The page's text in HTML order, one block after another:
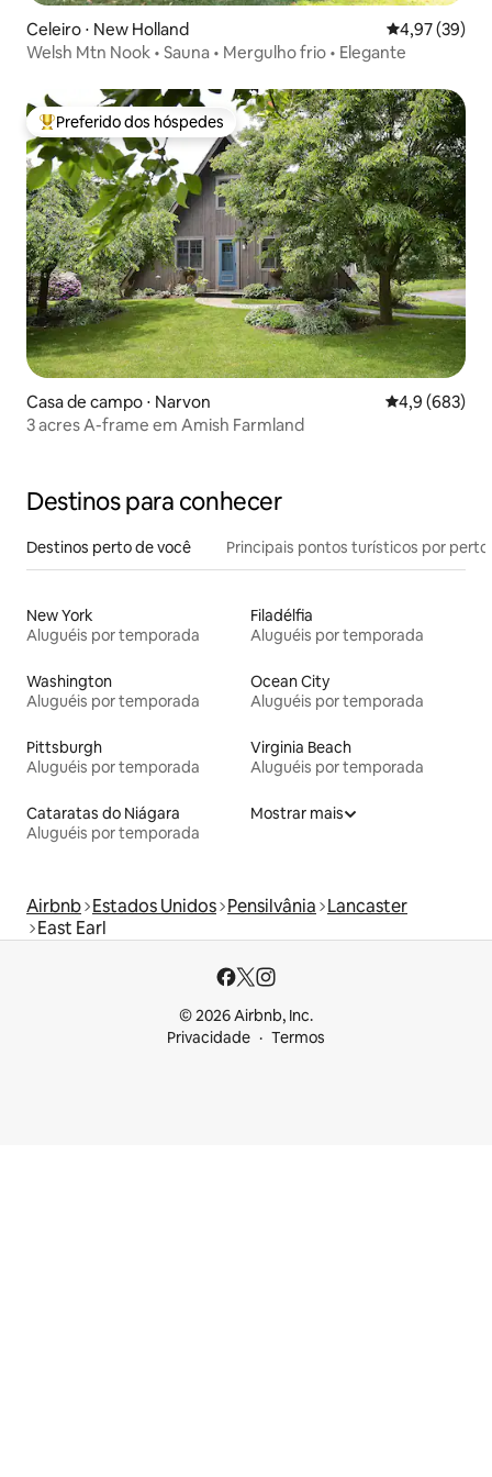
Celeiro ⋅ New Holland 4,97 de uma
4,97 (39)
Welsh Mtn Nook • Sauna • Mergulho frio • Elegante
Entre os melhores preferidos dos hóspedes
Preferido dos hóspedes
Casa de campo ⋅ Narvon 4,9 de uma
4,9 (683)
3 acres A-frame em Amish Farmland
Destinos para conhecer
Destinos perto de você Principais pontos turísticos por perto
New York
Aluguéis por temporada
Filadélfia
Aluguéis por temporada
Washington
Aluguéis por temporada
Ocean City
Aluguéis por temporada
Pittsburgh
Aluguéis por temporada
Virginia Beach
Aluguéis por temporada
Cataratas do Niágara
Aluguéis por temporada
Mostrar mais
Airbnb Estados Unidos Pensilvânia Lancaster
East Earl
© 2026 Airbnb, Inc.
Privacidade
Termos